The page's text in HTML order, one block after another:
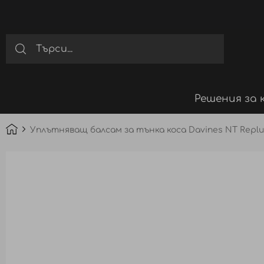
Решения за
Уплътняващ балсам за тънка коса Davines NT